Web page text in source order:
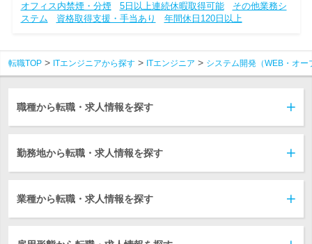
オフィス内禁煙・分煙
5日以上連続休暇取得可能
その他業務シ
ステム
資格取得支援・手当あり 年間休日120日以上
転職TOP ITエンジニアから探す ITエンジニア システム開発（WEB・オ
職種から転職・求人情報を探す
勤務地から転職・求人情報を探す
業種から転職・求人情報を探す